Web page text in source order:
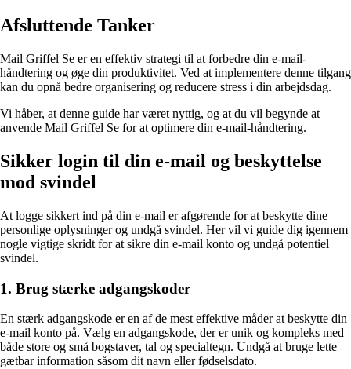
Afsluttende Tanker
Mail Griffel Se er en effektiv strategi til at forbedre din e-mail-
håndtering og øge din produktivitet. Ved at implementere denne tilgang
kan du opnå bedre organisering og reducere stress i din arbejdsdag.
Vi håber, at denne guide har været nyttig, og at du vil begynde at
anvende Mail Griffel Se for at optimere din e-mail-håndtering.
Sikker login til din e-mail og beskyttelse
mod svindel
At logge sikkert ind på din e-mail er afgørende for at beskytte dine
personlige oplysninger og undgå svindel. Her vil vi guide dig igennem
nogle vigtige skridt for at sikre din e-mail konto og undgå potentiel
svindel.
1. Brug stærke adgangskoder
En stærk adgangskode er en af de mest effektive måder at beskytte din
e-mail konto på. Vælg en adgangskode, der er unik og kompleks med
både store og små bogstaver, tal og specialtegn. Undgå at bruge lette
gætbar information såsom dit navn eller fødselsdato.